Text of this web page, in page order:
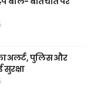
अलर्ट, पुलिस और